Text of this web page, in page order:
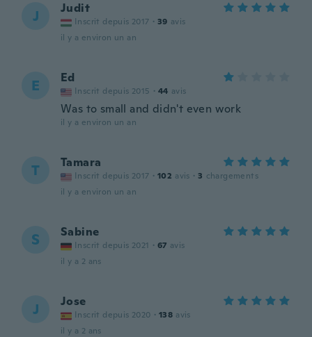
J Judit
Inscrit depuis 2017 · 39 avis
il y a environ un an
E Ed
Inscrit depuis 2015 · 44 avis
Was to small and didn't even work
il y a environ un an
T Tamara
Inscrit depuis 2017 · 102 avis · 3 chargements
il y a environ un an
S Sabine
Inscrit depuis 2021 · 67 avis
il y a 2 ans
J Jose
Inscrit depuis 2020 · 138 avis
il y a 2 ans